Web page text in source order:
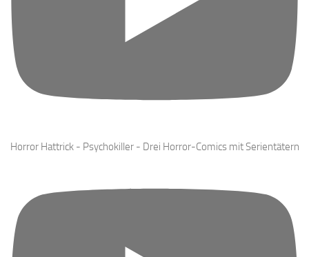
Horror Hattrick - Psychokiller - Drei Horror-Comics mit Serientätern